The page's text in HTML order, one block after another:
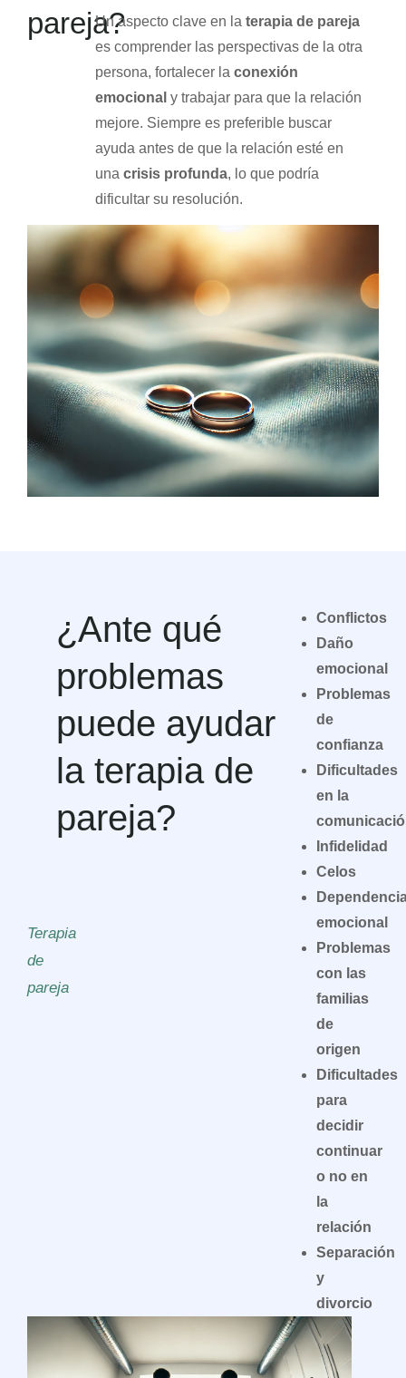
pareja?Un aspecto clave en laterapia de pareja
es comprender las perspectivas de la otra
persona, fortalecer laconexión
emocional y trabajar para que la relación
mejore. Siempre es preferible buscar
ayuda antes de que la relación esté en
unacrisis profunda, lo que podría
dificultar su resolución.
Terapia
de
pareja
¿Ante qué
problemas
puede ayudar
la terapia de
pareja?
Conflictos
Daño
emocional
Problemas
de
confianza
Dificultades
en la
Infidelidad
Celos
emocional
Problemas
con las
familias
de
origen
Dificultades
para
decidir
continuar
o no en
la
relación
Separación
y
divorcio